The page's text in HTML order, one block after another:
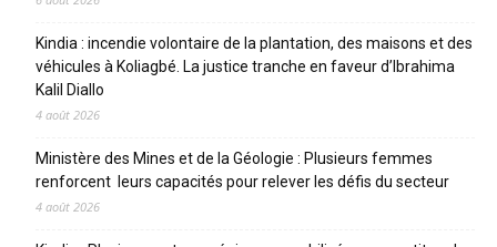
Kindia : incendie volontaire de la plantation, des maisons et des
véhicules à Koliagbé. La justice tranche en faveur d’Ibrahima
Kalil Diallo
4 août 2026
Ministère des Mines et de la Géologie : Plusieurs femmes
renforcent leurs capacités pour relever les défis du secteur
4 août 2026